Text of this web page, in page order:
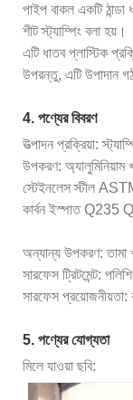
পাইপ বাকল একটি
শীট স্ট্যাম্পিং বলা হয়।
এটি ধাতব প্লাস্টিক
উপরন্তু, এটি উপাদান
4. পণ্যের বিবরণ
উত্পাদন প্রক্রিয়া:
উপকরণ:
স্টেইনলেস স্টীল
কার্বন ইস্পাত Q235
অন্যান্য উপকরণ: তামা
সারফেস ট্রিটমেন্ট:
সারফেস
5. পণ্যের যোগ্যতা
মিলে যাওয়া ছবি: